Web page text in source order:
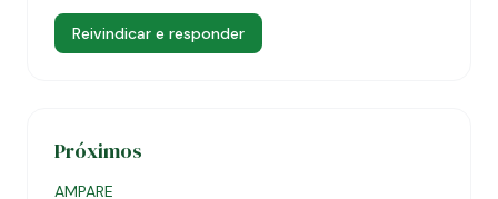
Reivindicar e responder
Próximos
AMPARE